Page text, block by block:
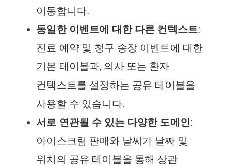
이동합니다.
동일한 이벤트에 대한 다른 컨텍스트:
진료 예약 및 청구 송장 이벤트에 대한
기본 테이블과, 의사 또는 환자
컨텍스트를 설정하는 공유 테이블을
사용할 수 있습니다.
서로 연관될 수 있는 다양한 도메인:
아이스크림 판매와 날씨가 날짜 및
위치의 공유 테이블을 통해 상관